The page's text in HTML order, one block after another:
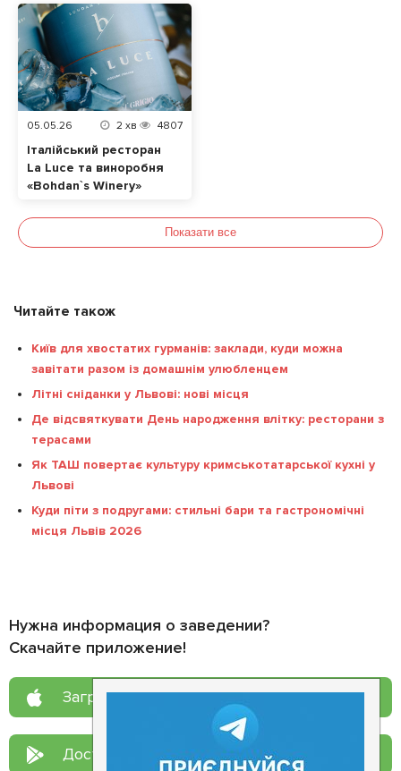
05.05.26 2 хв 4807
Італійський ресторан
La Luce та виноробня
«Bohdan`s Winery»
авторське Піно
Показати все
Читайте також
Київ для хвостатих гурманів: заклади, куди можна
завітати разом із домашнім улюбленцем
Літні сніданки у Львові: нові місця
Де відсвяткувати День народження влітку: ресторани з
терасами
Як ТАШ повертає культуру кримськотатарської кухні у
Львові
Куди піти з подругами: стильні бари та гастрономічні
місця Львів 2026
Нужна информация о заведении?
Скачайте приложение!
Загрузите в App Store
Доступно в Google Play